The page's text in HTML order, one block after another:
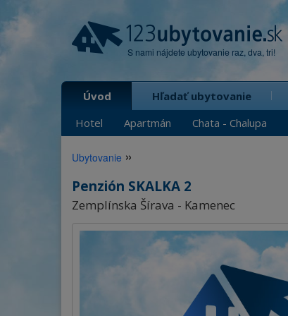
S nami nájdete ubytovanie raz, dva, tri!
Úvod
Hotel
Apartmán Chata - Chalupa
Hľadať ubytovanie
Ubytovanie »
Penzión SKALKA 2
Zemplínska Šírava - Kamenec